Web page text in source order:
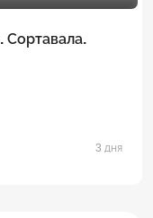
Сортавала.
3 дня